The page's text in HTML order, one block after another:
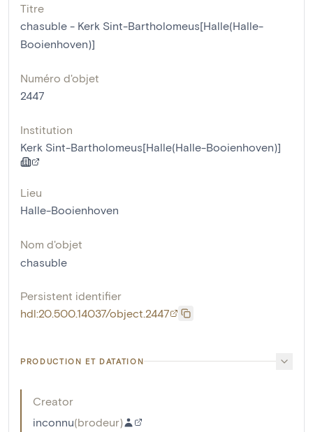
Titre
chasuble - Kerk Sint-Bartholomeus[Halle(Halle-
Booienhoven)]
Numéro d'objet
2447
Institution
Kerk Sint-Bartholomeus[Halle(Halle-Booienhoven)]
Lieu
Halle-Booienhoven
Nom d'objet
chasuble
Persistent identifier
hdl:20.500.14037/object.2447
PRODUCTION ET DATATION
Creator
inconnu(brodeur)